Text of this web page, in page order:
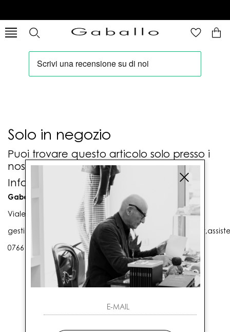
Solo in negozio
Puoi trovare questo articolo solo presso i
nostri punti vendita:
Info contatti
Gaballo Mario srl
Viale G. Matteotti n. 23 00053 Civitavecchia (RM)
0766 25656